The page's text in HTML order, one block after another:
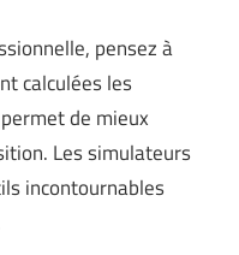
pensez à
calculées les
de mieux
Les simulateurs
incontournables